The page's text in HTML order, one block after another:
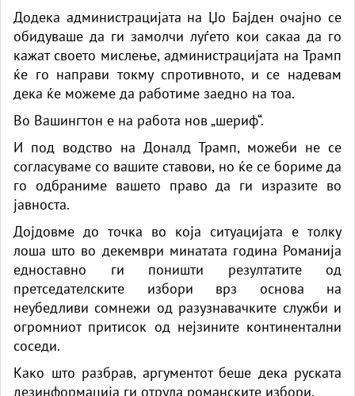
Додека администрацијата на Џо Бајден очајно се
обидуваше да ги замолчи луѓето кои сакаа да го
кажат своето мислење, администрацијата на Трамп
ќе го направи токму спротивното, и се надевам
дека ќе можеме да работиме заедно на тоа.
Во Вашингтон е на работа нов „шериф“.
И под водство на Доналд Трамп, можеби не се
согласуваме со вашите ставови, но ќе се бориме да
го одбраниме вашето право да ги изразите во
јавноста.
Дојдовме до точка во која ситуацијата е толку
лоша што во декември минатата година Романија
едноставно ги поништи резултатите од
претседателските избори врз основа на
неубедливи сомнежи од разузнавачките служби и
огромниот притисок од нејзините континентални
соседи.
Како што разбрав, аргументот беше дека руската
дезинформација ги отрула романските избори.